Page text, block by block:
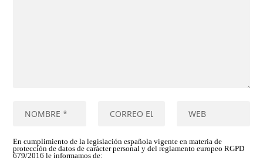
En cumplimiento de la legislación española vigente en materia de
protección de datos de carácter personal y del reglamento europeo RGPD
679/2016 le informamos de: